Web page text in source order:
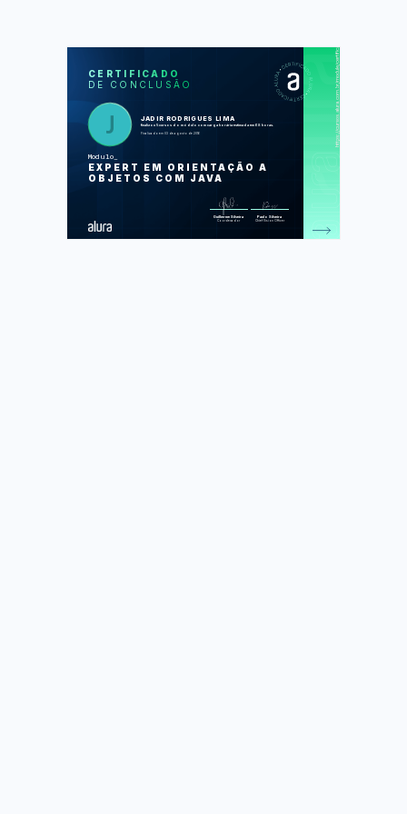
CERTIFICADO
DE CONCLUSÃO
JADIR RODRIGUES LIMA
finalizou 5 cursos do módulo com carga horária estimada em 68 horas.
Finalizado em 03 de agosto de 2016
Modulo
EXPERT EM ORIENTAÇÃO A
OBJETOS COM JAVA
Guilherme Silveira
Coordenador
Paulo Silveira
Chief Vision Officer
CUR
SOS
Design Patterns Java I: Boas
práticas de programação
SOLID com Java: Orientação a
DAOs automatizados em Java